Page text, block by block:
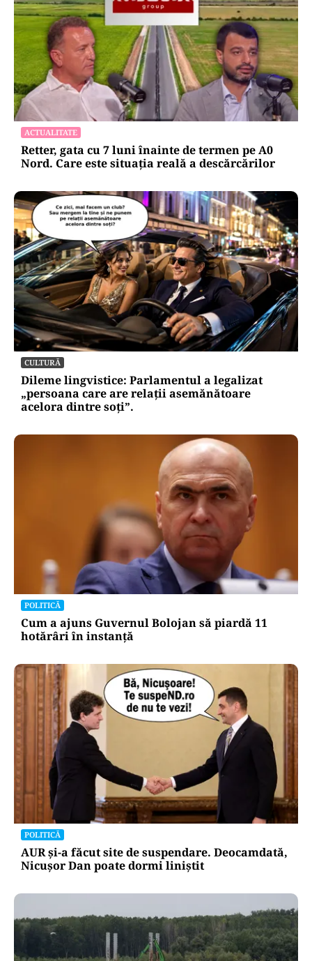
ACTUALITATE
Retter, gata cu 7 luni înainte de termen pe A0
Nord. Care este situația reală a descărcărilor
CULTURĂ
Dileme lingvistice: Parlamentul a legalizat
„persoana care are relații asemănătoare
acelora dintre soți”.
POLITICĂ
Cum a ajuns Guvernul Bolojan să piardă 11
hotărâri în instanță
POLITICĂ
AUR și-a făcut site de suspendare. Deocamdată,
Nicușor Dan poate dormi liniștit